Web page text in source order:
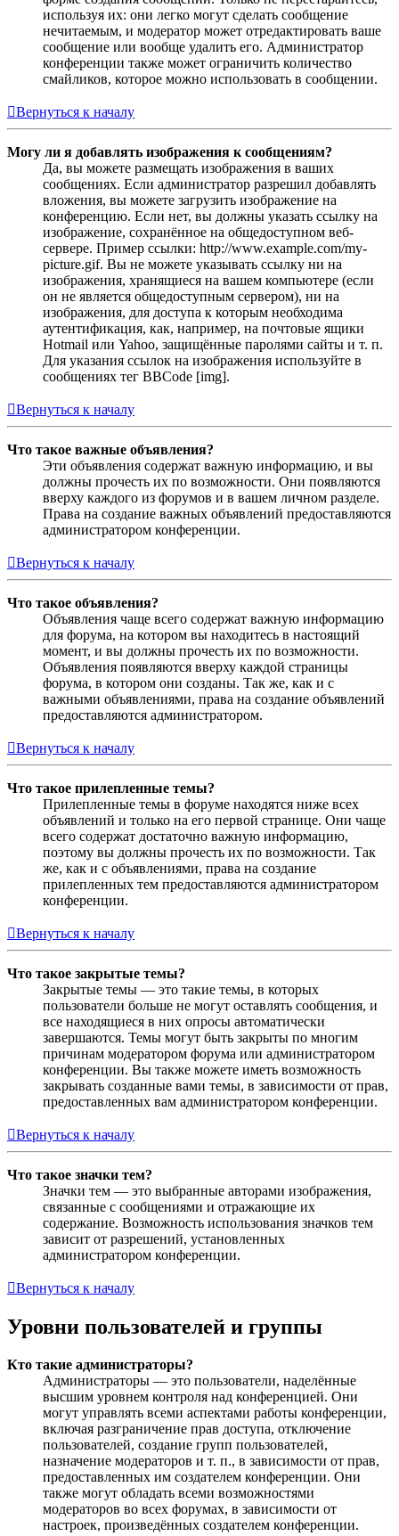
используя их: они легко могут сделать сообщение
нечитаемым, и модератор может отредактировать ваше
сообщение или вообще удалить его. Администратор
конференции также может ограничить количество
смайликов, которое можно использовать в сообщении.
Вернуться к началу
Могу ли я добавлять изображения к сообщениям?
Да, вы можете размещать изображения в ваших
сообщениях. Если администратор разрешил добавлять
вложения, вы можете загрузить изображение на
конференцию. Если нет, вы должны указать ссылку на
изображение, сохранённое на общедоступном веб-
сервере. Пример ссылки: http://www.example.com/my-
picture.gif. Вы не можете указывать ссылку ни на
изображения, хранящиеся на вашем компьютере (если
он не является общедоступным сервером), ни на
изображения, для доступа к которым необходима
аутентификация, как, например, на почтовые ящики
Hotmail или Yahoo, защищённые паролями сайты и т. п.
Для указания ссылок на изображения используйте в
сообщениях тег BBCode [img].
Вернуться к началу
Что такое важные объявления?
Эти объявления содержат важную информацию, и вы
должны прочесть их по возможности. Они появляются
вверху каждого из форумов и в вашем личном разделе.
Права на создание важных объявлений предоставляются
администратором конференции.
Вернуться к началу
Что такое объявления?
Объявления чаще всего содержат важную информацию
для форума, на котором вы находитесь в настоящий
момент, и вы должны прочесть их по возможности.
Объявления появляются вверху каждой страницы
форума, в котором они созданы. Так же, как и с
важными объявлениями, права на создание объявлений
предоставляются администратором.
Вернуться к началу
Что такое прилепленные темы?
Прилепленные темы в форуме находятся ниже всех
объявлений и только на его первой странице. Они чаще
всего содержат достаточно важную информацию,
поэтому вы должны прочесть их по возможности. Так
же, как и с объявлениями, права на создание
прилепленных тем предоставляются администратором
конференции.
Вернуться к началу
Что такое закрытые темы?
Закрытые темы — это такие темы, в которых
пользователи больше не могут оставлять сообщения, и
все находящиеся в них опросы автоматически
завершаются. Темы могут быть закрыты по многим
причинам модератором форума или администратором
конференции. Вы также можете иметь возможность
закрывать созданные вами темы, в зависимости от прав,
предоставленных вам администратором конференции.
Вернуться к началу
Что такое значки тем?
Значки тем — это выбранные авторами изображения,
связанные с сообщениями и отражающие их
содержание. Возможность использования значков тем
зависит от разрешений, установленных
администратором конференции.
Вернуться к началу
Уровни пользователей и группы
Кто такие администраторы?
Администраторы — это пользователи, наделённые
высшим уровнем контроля над конференцией. Они
могут управлять всеми аспектами работы конференции,
включая разграничение прав доступа, отключение
пользователей, создание групп пользователей,
назначение модераторов и т. п., в зависимости от прав,
предоставленных им создателем конференции. Они
также могут обладать всеми возможностями
модераторов во всех форумах, в зависимости от
настроек, произведённых создателем конференции.